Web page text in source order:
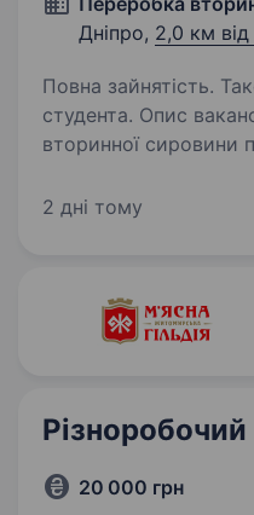
Дніпро, 2,0 км
Повна зайнятість.
студента. Опис вакансії: Компанії з переробки
вторинної сировини
сировини, робочий на
2 дні тому
Різноробочий
20 000 грн